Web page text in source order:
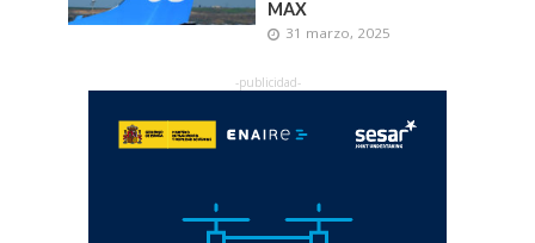
MAX
31 marzo, 2025